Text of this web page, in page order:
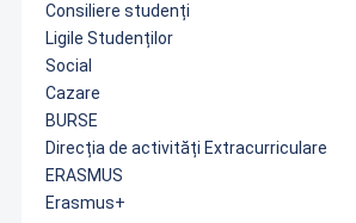
Consiliere studenți
Ligile Studenților
Social
Cazare
BURSE
Direcția de activități Extracurriculare
ERASMUS
Erasmus+